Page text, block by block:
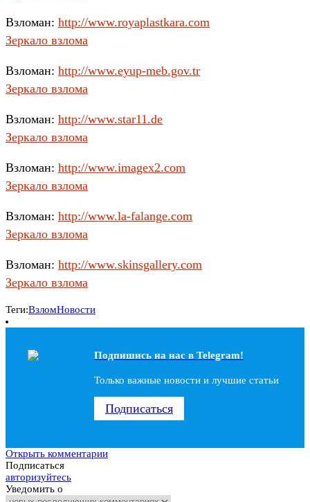
Взломан: http://www.royaplastkara.com
Зеркало взлома
Взломан: http://www.eyup-meb.gov.tr
Зеркало взлома
Взломан: http://www.star11.de
Зеркало взлома
Взломан: http://www.imagex2.com
Зеркало взлома
Взломан: http://www.la-falange.com
Зеркало взлома
Взломан: http://www.skinsgallery.com
Зеркало взлома
Теги:ВзломНовости
Подпишись на наc в Telegram!
Только важные новости и лучшие статьи
Подписаться
Открыть комментарии
Подписаться
авторизуйтесь
Уведомить о